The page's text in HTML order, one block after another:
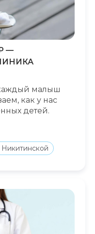
—
малыш
как у нас
детей.